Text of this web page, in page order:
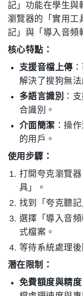
記」功能在學生與
瀏覽器的「實用工
記」與「導入音頻
核心特點：
支援音檔上傳
解決了搜狗無
多語言識別 ：
合識別。
介面簡潔 ：操
的用戶。
使用步驟：
打開夸克瀏覽
具」。
找到「夸克聽記
選擇「導入音
式檔案。
等待系統處理
潛在限制：
免費額度與精度